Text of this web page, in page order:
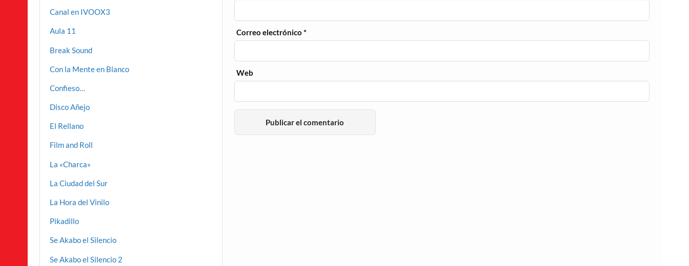
Correo electrónico*
Web
Canal en IVOOX3
Aula 11
Break Sound
Con la Mente en Blanco
Confieso…
Disco Añejo
El Rellano
Film and Roll
La «Charca»
La Ciudad del Sur
La Hora del Vinilo
Pikadillo
Se Akabo el Silencio
Se Akabo el Silencio 2